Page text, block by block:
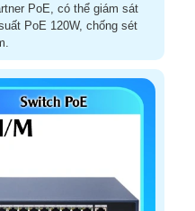
PoE, có thể giám sát
PoE 120W, chống sét